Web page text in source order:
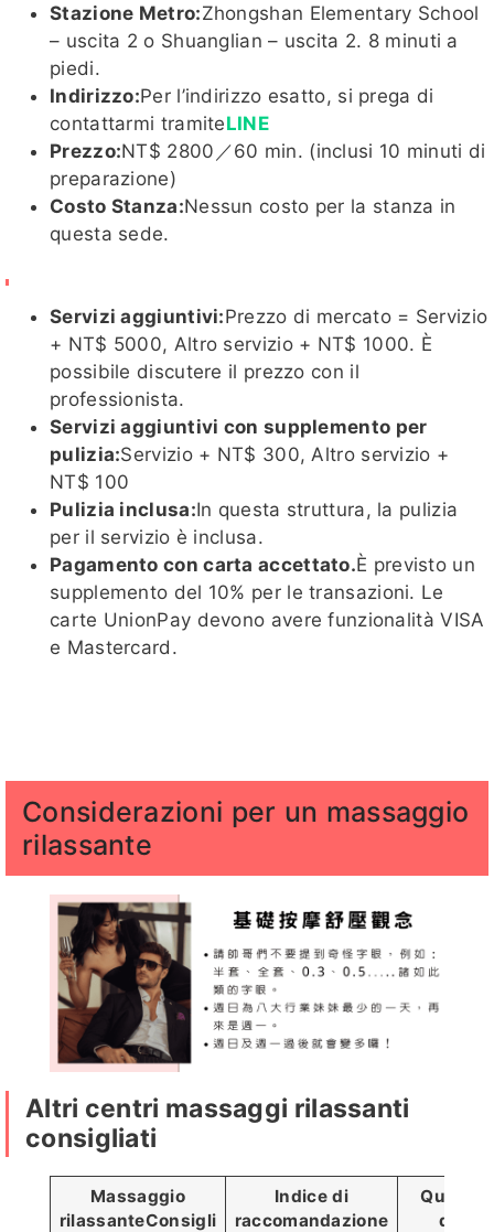
紅豆客評 韓韓 蛋白
莉兒客
評
詩婷客評
1
姸恩客
評1
奶姬 凱欣 海洋
評1
客評
客評
客評1
1
奶姬客評 小新 MoMo SM 小羽
姸恩 跳跳 沐華 娜娜子
Tyra泰
菈
芊芊 愛愛
1
夏夜客評 丸子客評 SM客評1
恩恩客
評
可樂 艾薇
MoMo客
魚魚客評
Stazione Metro:Zhongshan Elementary School
– uscita 2 o Shuanglian – uscita 2. 8 minuti a
piedi.
Indirizzo:Per l’indirizzo esatto, si prega di
contattarmi tramiteLINE
Prezzo:NT$ 2800／60 min. (inclusi 10 minuti di
preparazione)
Costo Stanza:Nessun costo per la stanza in
questa sede.
Servizi aggiuntivi:Prezzo di mercato = Servizio
+ NT$ 5000, Altro servizio + NT$ 1000. È
possibile discutere il prezzo con il
professionista.
Servizi aggiuntivi con supplemento per
pulizia:Servizio + NT$ 300, Altro servizio +
NT$ 100
Pulizia inclusa:In questa struttura, la pulizia
per il servizio è inclusa.
Pagamento con carta accettato.È previsto un
supplemento del 10% per le transazioni. Le
carte UnionPay devono avere funzionalità VISA
e Mastercard.
Considerazioni per un massaggio
rilassante
Altri centri massaggi rilassanti
consigliati
Massaggio
rilassanteConsigli
Indice di
raccomandazione
Qualità
del